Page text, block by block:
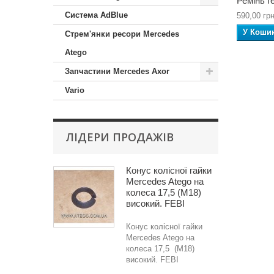
Система AdBlue
Стрем'янки ресори Mercedes
Atego
Запчастини Mercedes Axor
Vario
ЛІДЕРИ ПРОДАЖІВ
Конус колісної гайки
Mercedes Atego на
колеса 17,5 (M18)
високий. FEBI
Конус колісної гайки
Mercedes Atego на
колеса 17,5 (M18)
високий. FEBI
590,00
У